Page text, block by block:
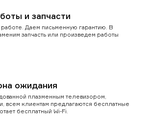
и запчасти
Даем письменную гарантию. В
запчасть или произведем работы
ожидания
плазменным телевизором,
всем клиентам предлагаются бесплатные
бесплатный Wi-Fi.